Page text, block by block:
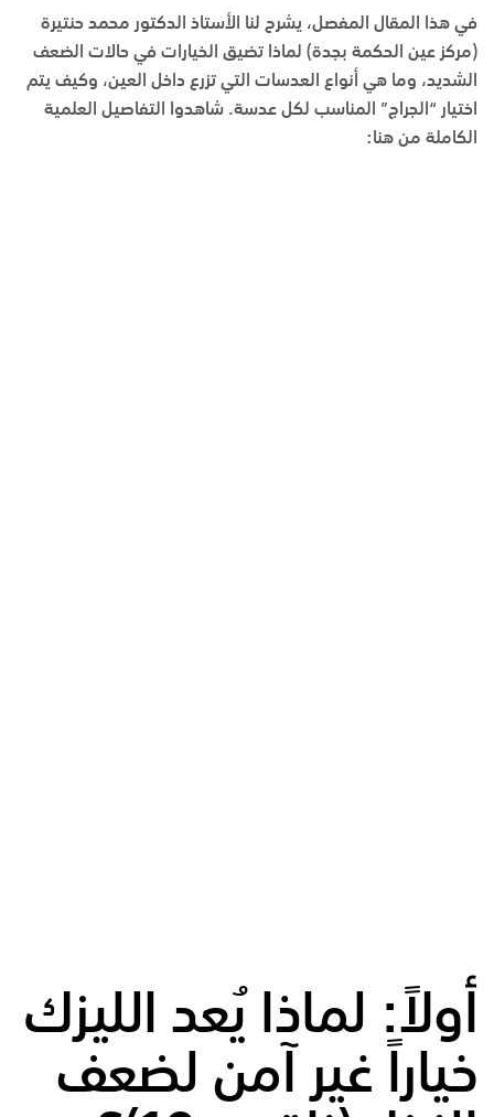
في هذا المقال المفصل، يشرح لنا
الأستاذ الدكتور محمد حنتيرة
(مركز عين الحكمة بجدة) لماذا تضيق الخيارات في حالات الضعف
الشديد، وما هي أنواع العدسات التي تزرع داخل العين، وكيف يتم
اختيار “الجراج” المناسب لكل عدسة. شاهدوا التفاصيل العلمية
الكاملة من هنا:
أولاً: لماذا يُعد الليزك
خياراً غير آمن لضعف